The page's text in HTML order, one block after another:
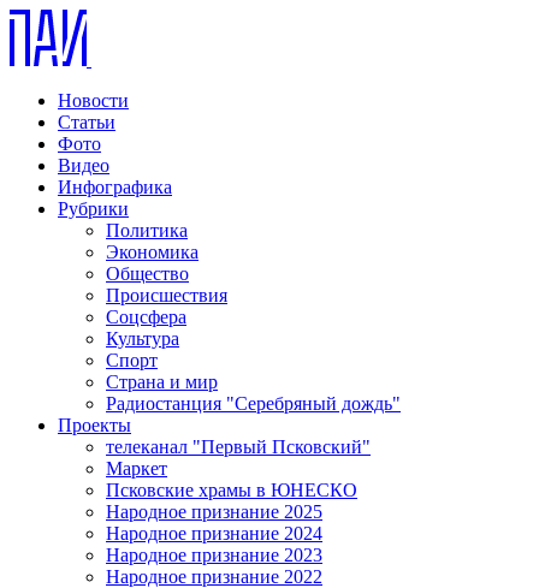
Новости
Статьи
Фото
Видео
Инфографика
Рубрики
Политика
Экономика
Общество
Происшествия
Соцсфера
Культура
Спорт
Страна и мир
Радиостанция "Серебряный дождь"
Проекты
телеканал "Первый Псковский"
Маркет
Псковские храмы в ЮНЕСКО
Народное признание 2025
Народное признание 2024
Народное признание 2023
Народное признание 2022